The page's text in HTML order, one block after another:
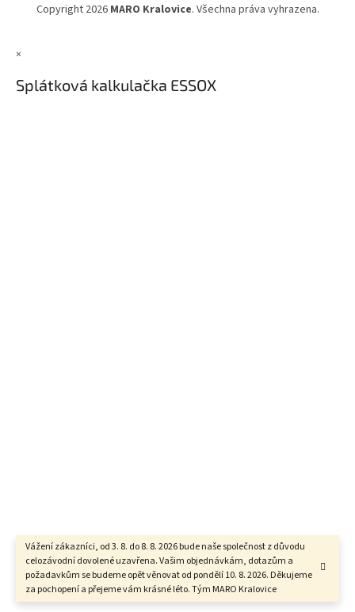
Vážení zákazníci, od 3. 8. do 8. 8. 2026 bude naše společnost z důvodu
celozávodní dovolené uzavřena. Vašim objednávkám, dotazům a
požadavkům se budeme opět věnovat od pondělí 10. 8. 2026. Děkujeme
za pochopení a přejeme vám krásné léto. Tým MARO Kralovice
Copyright 2026 MARO Kralovice. Všechna práva vyhrazena.
×
Splátková kalkulačka ESSOX